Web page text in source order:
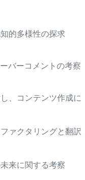
的多様性の探求
バーコメントの考察
、コンテンツ作成に
ァクタリングと翻訳
来に関する考察